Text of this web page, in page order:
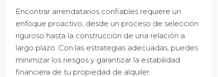
Encontrar arrendatarios confiables requiere un
enfoque proactivo, desde un proceso de selección
riguroso hasta la construcción de una relación a
largo plazo. Con las estrategias adecuadas, puedes
minimizar los riesgos y garantizar la estabilidad
financiera de tu propiedad de alquiler.